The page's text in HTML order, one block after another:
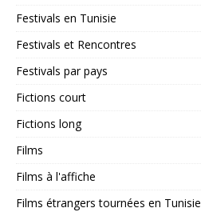
Festivals en Tunisie
Festivals et Rencontres
Festivals par pays
Fictions court
Fictions long
Films
Films à l'affiche
Films étrangers tournées en Tunisie